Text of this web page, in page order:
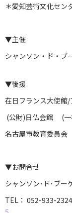
＊愛知芸術文化セン
▼主催
シャンソン・ド・ブ
▼後援
在日フランス大使館
(公財)日仏会館 (一
名古屋市教育委員
▼お問合せ
シャンソン･ド･ブー
TEL： 052-933-